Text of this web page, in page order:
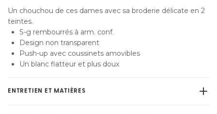
Un chouchou de ces dames avec sa broderie délicate en 2
teintes.
S-g rembourrés à arm. conf.
Design non transparent
Push-up avec coussinets amovibles
Un blanc flatteur et plus doux
ENTRETIEN ET MATIÈRES